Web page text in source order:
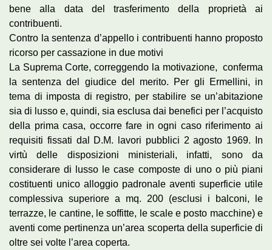
bene alla data del trasferimento della proprietà ai
contribuenti.
Contro la sentenza d’appello i contribuenti hanno proposto
ricorso per cassazione in due motivi
La Suprema Corte, correggendo la motivazione, conferma
la sentenza del giudice del merito. Per gli Ermellini, in
tema di imposta di registro, per stabilire se un’abitazione
sia di lusso e, quindi, sia esclusa dai benefici per l’acquisto
della prima casa, occorre fare in ogni caso riferimento ai
requisiti fissati dal D.M. lavori pubblici 2 agosto 1969. In
virtù delle disposizioni ministeriali, infatti, sono da
considerare di lusso le case composte di uno o più piani
costituenti unico alloggio padronale aventi superficie utile
complessiva superiore a mq. 200 (esclusi i balconi, le
terrazze, le cantine, le soffitte, le scale e posto macchine) e
aventi come pertinenza un’area scoperta della superficie di
oltre sei volte l’area coperta.